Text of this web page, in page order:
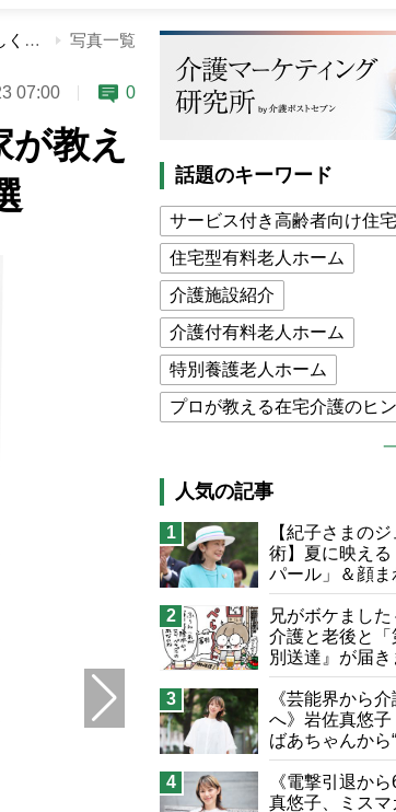
「業務スーパー」なぜ安い？愛好家が教える本当においしくてお得な商品11選 写真一覧
07:00 0
教え
話題のキーワード
サービス付き高齢者向け住宅
住宅型有料老人ホーム
介護施設紹介
介護付有料老人ホーム
特別養護老人ホーム
プロが教える在宅介護のヒ
介護食
高木ブー
ケアマネジャー
猫が母になつきません
息子の遠距離介護サバイバ
兄がボケました
便利なサ
予防法
人気の記事
1
【紀子さまの
術】夏に映え
パール」＆顔ま
ぐ「揺れる一
け方
2
兄がボケました
介護と老後と
別送達』が届き
3
《芸能界から
へ》岩佐真悠子
ばあちゃんから
もらえる」理
飛ぶ“やりがい
場は「愛おしい
4
《電撃引退か
真悠子、ミスマ